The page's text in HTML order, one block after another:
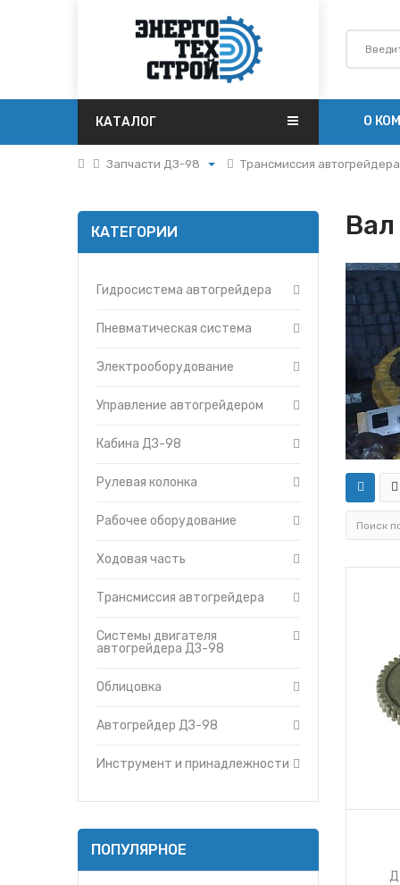
КАТАЛОГ О
Запчасти ДЗ-98
Турбокомпрессоры
Запчасти Т-170
Фильтры
Гидрораспределители
Запчасти ДЗ-98
Утеплители капота
Доставка
Трансмиссия автогрейдера
Гидросистема
Инструмент и
Кабина ДЗ-98
Пневматическая система
Рабочее оборудование
Системы двигателя
автогрейдера ДЗ-98
Трансмиссия
Управление
Ходовая часть
КАТЕГОРИИ
Гидросистема автогрейдера
Пневматическая система
Электрооборудование
Управление автогрейдером
Кабина ДЗ-98
Рулевая колонка
Рабочее оборудование
Ходовая часть
Трансмиссия автогрейдера
Системы двигателя
автогрейдера ДЗ-98
Облицовка
Автогрейдер ДЗ-98
Инструмент и принадлежности
ПОПУЛЯРНОЕ